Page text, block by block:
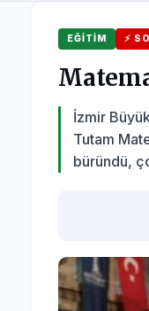
EĞİTİM ⚡
İzmir
Tutam
büründü,